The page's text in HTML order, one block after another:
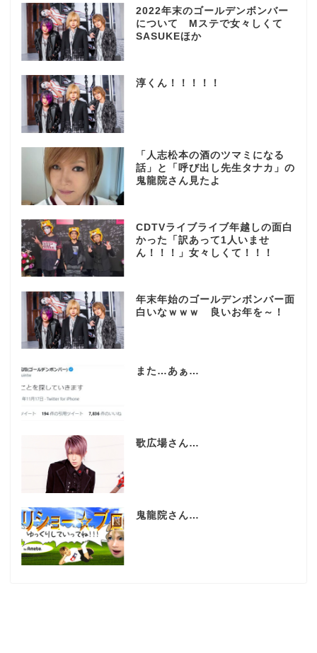
2022年末のゴールデンボンバー
について Mステで女々しくて
SASUKEほか
淳くん！！！！！
「人志松本の酒のツマミになる
話」と「呼び出し先生タナカ」の
鬼龍院さん見たよ
CDTVライブライブ年越しの面白
かった「訳あって1人いませ
ん！！！」女々しくて！！！
年末年始のゴールデンボンバー面
白いなｗｗｗ 良いお年を～！
また…あぁ…
歌広場さん…
鬼龍院さん…